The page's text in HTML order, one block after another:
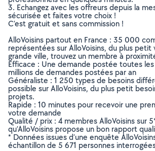
3. Echangez avec les offreurs depuis la
sécurisée et faites votre choix !
C’est gratuit et sans commission !
AlloVoisins partout en France : 35 000
représentées sur AlloVoisins, du plus petit
grande ville, trouvez un membre à
Efficace : Une demande postée toutes
millions de demandes postées par an
Généraliste : 1 250 types de besoins
possible sur AlloVoisins, du plus petit
projets.
Rapide : 10 minutes pour recevoir une
votre demande
Qualité / prix : 4 membres AlloVoisins sur
qu’AlloVoisins propose un bon rapport
* Données issues d’une enquête
échantillon de 5 671 personnes